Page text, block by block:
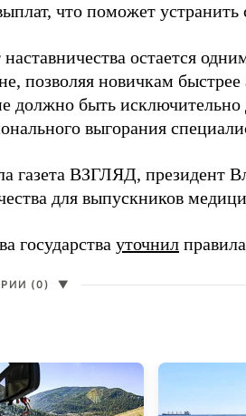
что поможет
остается
позволяя новичкам
должно быть
выгорания
газета ВЗГЛЯД, президент
для выпускников
государства уточнил
(0) ▼